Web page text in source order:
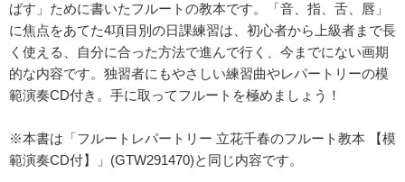
ばす」ために書いたフルートの教本です。「音、指、舌、唇」
に焦点をあてた4項目別の日課練習は、初心者から上級者まで長
く使える、自分に合った方法で進んで行く、今までにない画期
的な内容です。独習者にもやさしい練習曲やレパートリーの模
範演奏CD付き。手に取ってフルートを極めましょう！
※本書は「フルートレパートリー 立花千春のフルート教本 【模
範演奏CD付】」(GTW291470)と同じ内容です。